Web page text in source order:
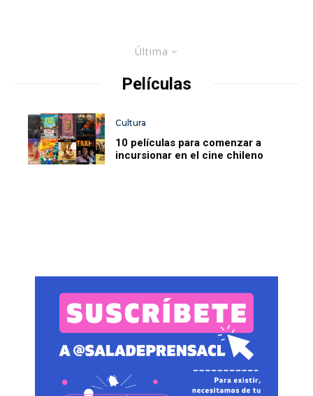
Última
Películas
Cultura
10 películas para comenzar a
incursionar en el cine chileno